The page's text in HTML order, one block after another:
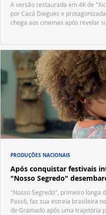
A versão restaurada em 4K de
por Cacá Diegues e
chega aos cinemas após revelar
Após conquistar festivais
"Nosso Segredo"
"Nosso Segredo", primeiro longa
Passô, faz sua estreia brasileira
de Gramado após uma trajetória
PRODUÇÕES NACIONAIS